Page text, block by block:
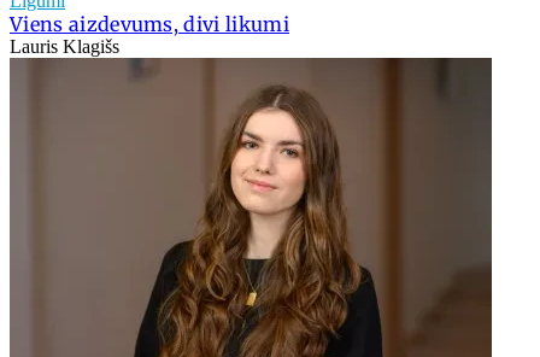
Viens aizdevums, divi likumi
Lauris Klagišs